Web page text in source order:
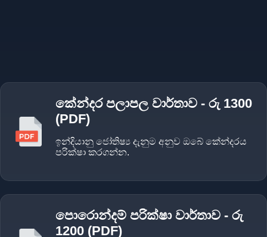
කේන්දර පලාපල වාර්තාව - රු 1300
(PDF)
ඉන්දියානු ජෝතිෂ්‍ය දැනුම අනුව ඔබේ කේන්දරය
පරික්ෂා කරගන්න.
පොරොන්දම් පරික්ෂා වාර්තාව - රු
1200 (PDF)